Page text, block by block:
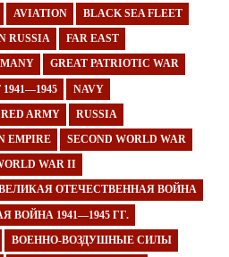
AVIATION BLACK SEA FLEET
RUSSIA FAR EAST
GREAT PATRIOTIC WAR
NAVY
RED ARMY RUSSIA
EMPIRE SECOND WORLD WAR
WAR II
ОТЕЧЕСТВЕННАЯ ВОЙНА
1941—1945 ГГ.
ВОЕННО-ВОЗДУШНЫЕ СИЛЫ